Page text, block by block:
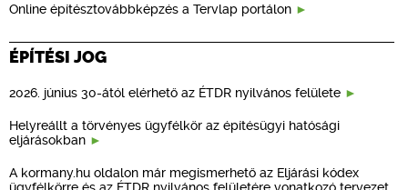
Online építésztovábbképzés a Tervlap portálon
ÉPÍTÉSI JOG
2026. június 30-ától elérhető az ÉTDR nyilvános felülete
Helyreállt a törvényes ügyfélkör az építésügyi hatósági
eljárásokban
A kormany.hu oldalon már megismerhető az Eljárási kódex
ügyfélkörre és az ÉTDR nyilvános felületére vonatkozó tervezet